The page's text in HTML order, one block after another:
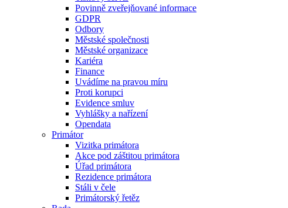
Povinně zveřejňované informace
GDPR
Odbory
Městské společnosti
Městské organizace
Kariéra
Finance
Uvádíme na pravou míru
Proti korupci
Evidence smluv
Vyhlášky a nařízení
Opendata
Primátor
Vizitka primátora
Akce pod záštitou primátora
Úřad primátora
Rezidence primátora
Stáli v čele
Primátorský řetěz